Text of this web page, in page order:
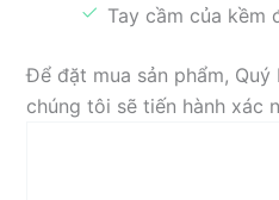
Tay cầm của kềm
Để đặt mua sản phẩm,
chúng tôi sẽ tiến hành xác